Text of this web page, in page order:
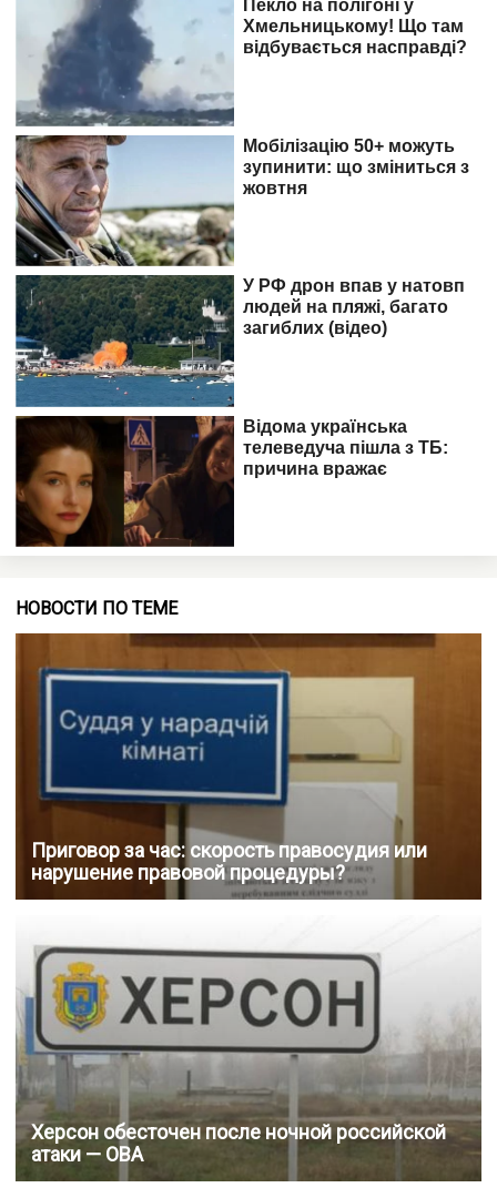
НОВОСТИ ПО ТЕМЕ
Приговор за час: скорость правосудия или
нарушение правовой процедуры?
Херсон обесточен после ночной российской
атаки — ОВА